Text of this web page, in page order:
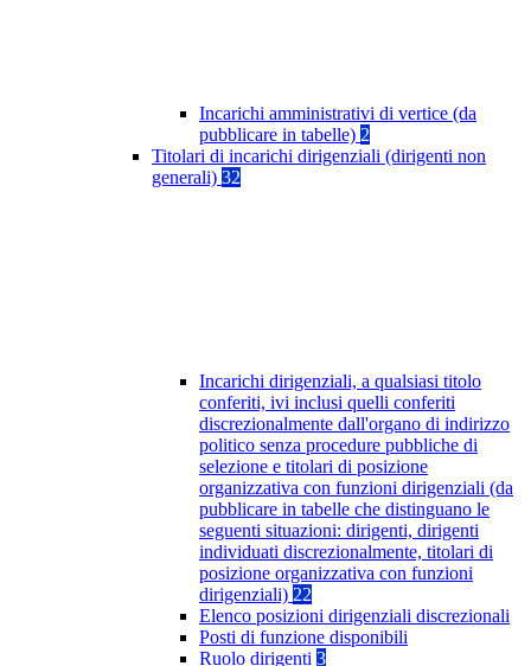
Incarichi amministrativi di vertice (da
pubblicare in tabelle) 2
Titolari di incarichi dirigenziali (dirigenti non
generali) 32
Incarichi dirigenziali, a qualsiasi titolo
conferiti, ivi inclusi quelli conferiti
discrezionalmente dall'organo di indirizzo
politico senza procedure pubbliche di
selezione e titolari di posizione
organizzativa con funzioni dirigenziali (da
pubblicare in tabelle che distinguano le
seguenti situazioni: dirigenti, dirigenti
individuati discrezionalmente, titolari di
posizione organizzativa con funzioni
dirigenziali) 22
Elenco posizioni dirigenziali discrezionali
Posti di funzione disponibili
Ruolo dirigenti 3